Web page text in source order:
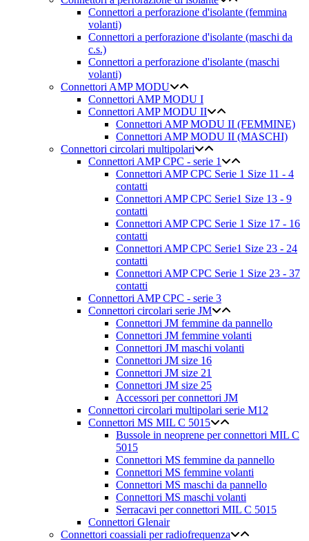
Connettori a perforazione d'isolante (femmina
volanti)
Connettori a perforazione d'isolante (maschi da
c.s.)
Connettori a perforazione d'isolante (maschi
volanti)
Connettori AMP MODU
Connettori AMP MODU I
Connettori AMP MODU II
Connettori AMP MODU II (FEMMINE)
Connettori AMP MODU II (MASCHI)
Connettori circolari multipolari
Connettori AMP CPC - serie 1
Connettori AMP CPC Serie 1 Size 11 - 4
contatti
Connettori AMP CPC Serie1 Size 13 - 9
contatti
Connettori AMP CPC Serie 1 Size 17 - 16
contatti
Connettori AMP CPC Serie1 Size 23 - 24
contatti
Connettori AMP CPC Serie 1 Size 23 - 37
contatti
Connettori AMP CPC - serie 3
Connettori circolari serie JM
Connettori JM femmine da pannello
Connettori JM femmine volanti
Connettori JM maschi volanti
Connettori JM size 16
Connettori JM size 21
Connettori JM size 25
Accessori per connettori JM
Connettori circolari multipolari serie M12
Connettori MS MIL C 5015
Bussole in neoprene per connettori MIL C
5015
Connettori MS femmine da pannello
Connettori MS femmine volanti
Connettori MS maschi da pannello
Connettori MS maschi volanti
Serracavi per connettori MIL C 5015
Connettori Glenair
Connettori coassiali per radiofrequenza